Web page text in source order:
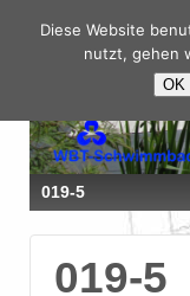
019-5
019-5
Diese Website
nutzt, gehen
OK